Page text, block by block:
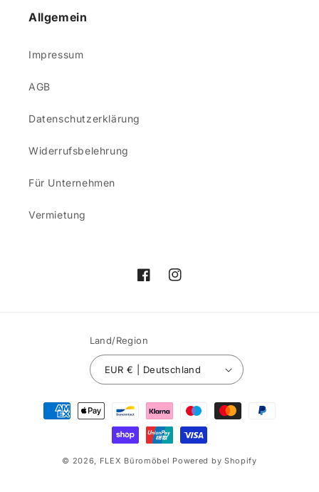
Allgemein
Impressum
AGB
Datenschutzerklärung
Widerrufsbelehrung
Für Unternehmen
Vermietung
FacebookInstagram
Land/Region
EUR € | Deutschland
Zahlungsmethoden
© 2026, FLEX Büromöbel Powered by Shopify